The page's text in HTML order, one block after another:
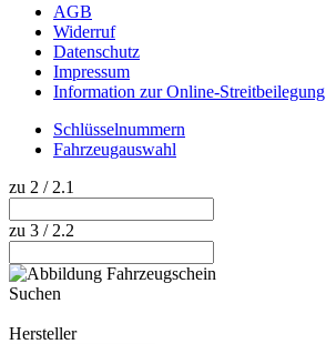
AGB
Widerruf
Datenschutz
Impressum
Information zur Online-Streitbeilegung
Schlüsselnummern
Fahrzeugauswahl
zu 2 / 2.1
zu 3 / 2.2
Suchen
Hersteller